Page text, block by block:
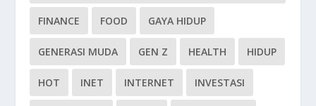
FINANCE FOOD GAYA HIDUP
GENERASI MUDA GEN Z HEALTH HIDUP
HOT INET INTERNET INVESTASI